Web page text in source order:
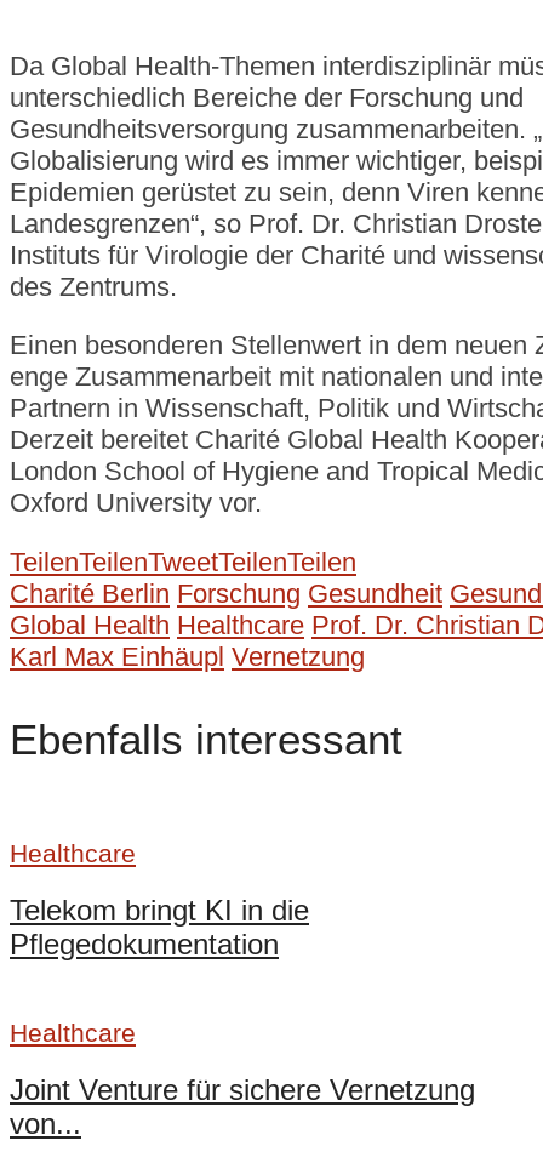
Da Global Health-Themen interdisziplinär
unterschiedlich Bereiche der Forschung und
Gesundheitsversorgung zusammenarbeiten.
Globalisierung wird es immer wichtiger,
Epidemien gerüstet zu sein, denn Viren
Landesgrenzen“, so Prof. Dr. Christian
Instituts für Virologie der Charité und
des Zentrums.
Einen besonderen Stellenwert in dem neuen
enge Zusammenarbeit mit nationalen und
Partnern in Wissenschaft, Politik und
Derzeit bereitet Charité Global Health
London School of Hygiene and Tropical
Oxford University vor.
TeilenTeilenTweetTeilenTeilen
Charité Berlin Forschung Gesundheit
Global Health Healthcare Prof. Dr. Christian
Karl Max Einhäupl Vernetzung
Ebenfalls interessant
Healthcare
Telekom bringt KI in die
Pflegedokumentation
Healthcare
Joint Venture für sichere Vernetzung
von...